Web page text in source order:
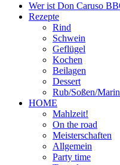
Wer ist Don Caruso
Rezepte
Rind
Schwein
Geflügel
Kochen
Beilagen
Dessert
Rub/Soßen/
HOME
Mahlzeit!
On the road
Meisterschaften
Allgemein
Party time